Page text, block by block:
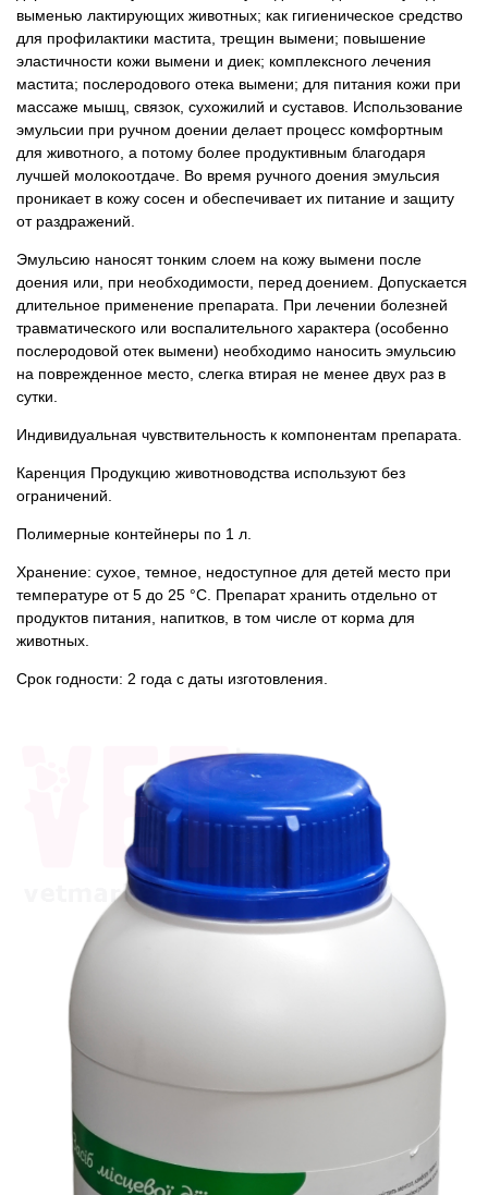
выменью лактирующих животных; как гигиеническое средство
для профилактики мастита, трещин вымени; повышение
эластичности кожи вымени и диек; комплексного лечения
мастита; послеродового отека вымени; для питания кожи при
массаже мышц, связок, сухожилий и суставов. Использование
эмульсии при ручном доении делает процесс комфортным
для животного, а потому более продуктивным благодаря
лучшей молокоотдаче. Во время ручного доения эмульсия
проникает в кожу сосен и обеспечивает их питание и защиту
от раздражений.
Эмульсию наносят тонким слоем на кожу вымени после
доения или, при необходимости, перед доением. Допускается
длительное применение препарата. При лечении болезней
травматического или воспалительного характера (особенно
послеродовой отек вымени) необходимо наносить эмульсию
на поврежденное место, слегка втирая не менее двух раз в
сутки.
Индивидуальная чувствительность к компонентам препарата.
Каренция Продукцию животноводства используют без
ограничений.
Полимерные контейнеры по 1 л.
Хранение: сухое, темное, недоступное для детей место при
температуре от 5 до 25 °С. Препарат хранить отдельно от
продуктов питания, напитков, в том числе от корма для
животных.
Срок годности: 2 года с даты изготовления.